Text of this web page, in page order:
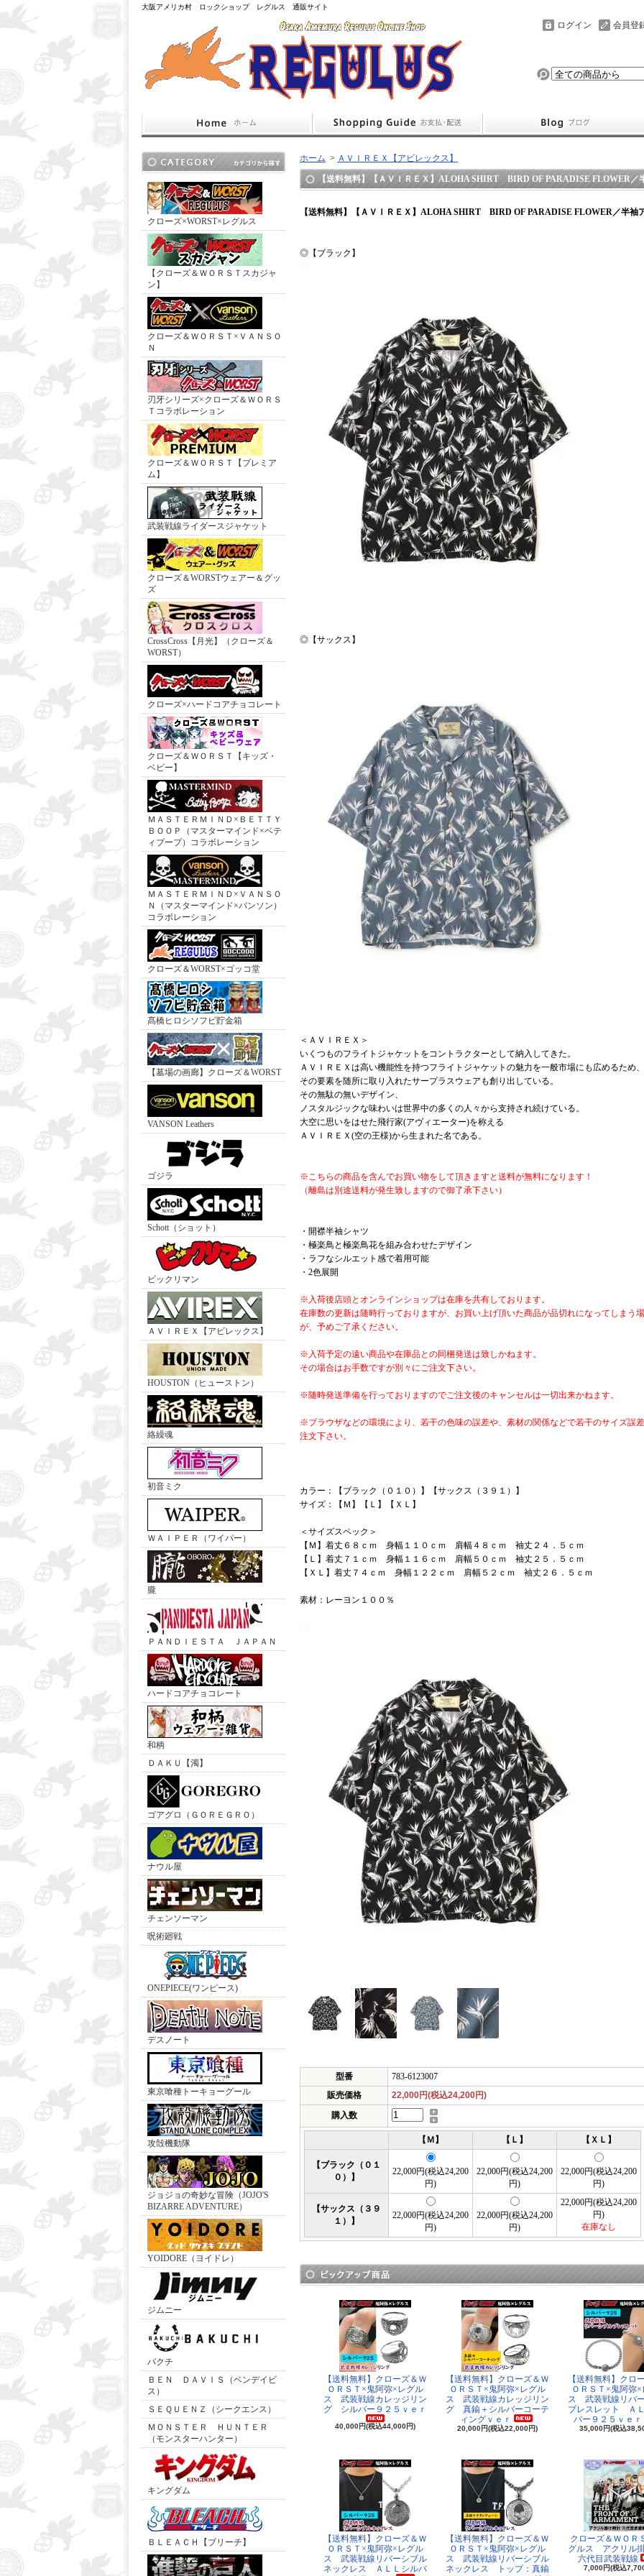
大阪アメリカ村 ロックショップ レグルス 通販サイト
会員登
ログイン
クローズ×WORST×レグルス
【クローズ＆ＷＯＲＳＴスカジャ
ン】
クローズ＆ＷＯＲＳＴ×ＶＡＮＳＯ
Ｎ
刃牙シリーズ×クローズ＆ＷＯＲＳ
Ｔコラボレーション
クローズ＆ＷＯＲＳＴ【プレミア
ム】
武装戦線ライダースジャケット
クローズ＆WORSTウェアー＆グッ
ズ
CrossCross【月光】（クローズ＆
WORST）
クローズ×ハードコアチョコレート
クローズ＆ＷＯＲＳＴ【キッズ・
ベビー】
ＭＡＳＴＥＲＭＩＮＤ×ＢＥＴＴＹ
ＢＯＯＰ（マスターマインド×ベテ
ィブープ）コラボレーション
ＭＡＳＴＥＲＭＩＮＤ×ＶＡＮＳＯ
Ｎ（マスターマインド×バンソン）
コラボレーション
クローズ＆WORST×ゴッコ堂
髙橋ヒロシソフビ貯金箱
【墓場の画廊】クローズ＆WORST
VANSON Leathers
ゴジラ
Schott（ショット）
ビックリマン
ＡＶＩＲＥＸ【アビレックス】
HOUSTON（ヒューストン）
絡繰魂
初音ミク
ＷＡＩＰＥＲ（ワイパー）
朧
ＰＡＮＤＩＥＳＴＡ ＪＡＰＡＮ
ハードコアチョコレート
和柄
ＤＡＫＵ【濁】
ゴアグロ（ＧＯＲＥＧＲＯ）
ナウル屋
チェンソーマン
呪術廻戦
ONEPIECE(ワンピース)
デスノート
東京喰種トーキョーグール
攻殻機動隊
ジョジョの奇妙な冒険（JOJO'S
BIZARRE ADVENTURE）
YOIDORE（ヨイドレ）
ジムニー
バクチ
ＢＥＮ ＤＡＶＩＳ（ベンデイビ
ス）
ＳＥＱＵＥＮＺ（シークエンス）
ＭＯＮＳＴＥＲ ＨＵＮＴＥＲ
（モンスターハンター）
キングダム
ＢＬＥＡＣＨ【ブリーチ】
ホーム > ＡＶＩＲＥＸ【アビレックス】
【送料無料】【ＡＶＩＲＥＸ】ALOHA SHIRT BIRD OF PARADISE FLOWER／
【送料無料】【ＡＶＩＲＥＸ】ALOHA SHIRT BIRD OF PARADISE FLOWER／半袖
◎【ブラック】
◎【サックス】
＜ＡＶＩＲＥＸ＞
いくつものフライトジャケットをコントラクターとして納入してきた。
ＡＶＩＲＥＸは高い機能性を持つフライトジャケットの魅力を一般市場にも広めるため、
その要素を随所に取り入れたサープラスウェアも創り出している。
その無駄の無いデザイン、
ノスタルジックな味わいは世界中の多くの人々から支持され続けている。
大空に思いをはせた飛行家(アヴィエーター)を称える
ＡＶＩＲＥＸ(空の王様)から生まれた名である。
※こちらの商品を含んでお買い物をして頂きますと送料が無料になります！
（離島は別途送料が発生致しますので御了承下さい）
・開襟半袖シャツ
・極楽鳥と極楽鳥花を組み合わせたデザイン
・ラフなシルエット感で着用可能
・2色展開
※入荷後店頭とオンラインショップは在庫を共有しております。
在庫数の更新は随時行っておりますが、お買い上げ頂いた商品が品切れになってしまう
が、予めご了承ください。
※入荷予定の遠い商品や在庫品との同梱発送は致しかねます。
その場合はお手数ですが別々にご注文下さい。
※随時発送準備を行っておりますのでご注文後のキャンセルは一切出来かねます。
※ブラウザなどの環境により、若干の色味の誤差や、素材の関係などで若干のサイズ誤
注文下さい。
カラー：【ブラック（０１０）】【サックス（３９１）】
サイズ：【Ｍ】【Ｌ】【ＸＬ】
＜サイズスペック＞
【Ｍ】着丈６８ｃｍ 身幅１１０ｃｍ 肩幅４８ｃｍ 袖丈２４．５ｃｍ
【Ｌ】着丈７１ｃｍ 身幅１１６ｃｍ 肩幅５０ｃｍ 袖丈２５．５ｃｍ
【ＸＬ】着丈７４ｃｍ 身幅１２２ｃｍ 肩幅５２ｃｍ 袖丈２６．５ｃｍ
素材：レーヨン１００％
型番
783-6123007
販売価格
22,000円(税込24,200円)
購入数
【Ｍ】 【Ｌ】 【ＸＬ】
【ブラック（０１
０）】
22,000円(税込24,200
円)
22,000円(税込24,200
円)
22,000円(税込24,200
円)
【サックス（３９
１）】
22,000円(税込24,200
円)
22,000円(税込24,200
円)
22,000円(税込24,200
円)
在庫なし
【送料無料】クローズ＆Ｗ
ＯＲＳＴ×鬼阿弥×レグル
ス 武装戦線カレッジリン
グ シルバー９２５ｖｅｒ
40,000円(税込44,000円)
【送料無料】クローズ＆Ｗ
ＯＲＳＴ×鬼阿弥×レグル
ス 武装戦線カレッジリン
グ 真鍮＋シルバーコーテ
ィングｖｅｒ
20,000円(税込22,000円)
【送料無料】クロ
ＯＲＳＴ×鬼阿弥
ス 武装戦線リバ
ブレスレット Ａ
バー９２５ｖｅｒ
35,000円(税込
【送料無料】クローズ＆Ｗ
ＯＲＳＴ×鬼阿弥×レグル
ス 武装戦線リバーシブル
ネックレス ＡＬＬシルバ
【送料無料】クローズ＆Ｗ
ＯＲＳＴ×鬼阿弥×レグル
ス 武装戦線リバーシブル
ネックレス トップ：真鍮
クローズ＆ＷＯＲ
グルス アクリル
六代目武装戦線
7,000円(税込